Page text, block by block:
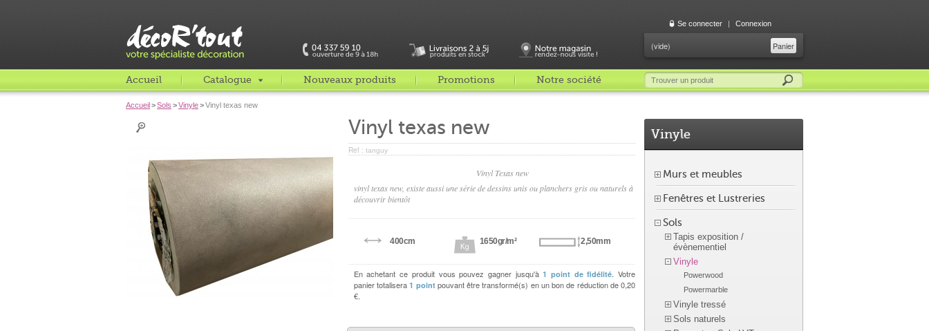
Se connecter | Connexion
Panier
(vide)
Accueil Catalogue Nouveaux produits Promotions Notre société
Accueil>Sols >Vinyle>Vinyl texas new
Vinyl texas new
Ref :tanguy
Vinyl Texas new
vinyl texas new, existe aussi une série de dessins unis ou planchers gris ou naturels à
découvrir bientôt
400cm 1650gr/m² 2,50mm
En achetant ce produit vous pouvez gagner jusqu'à1 point de fidélité . Votre
panier totalisera1 pointpouvant être transformé(s) en un bon de réduction de0,20
€.
Vinyle
Murs et meubles
Fenêtres et Lustreries
Sols
Tapis exposition /
évènementiel
Vinyle
Powerwood
Powermarble
Vinyle tressé
Sols naturels